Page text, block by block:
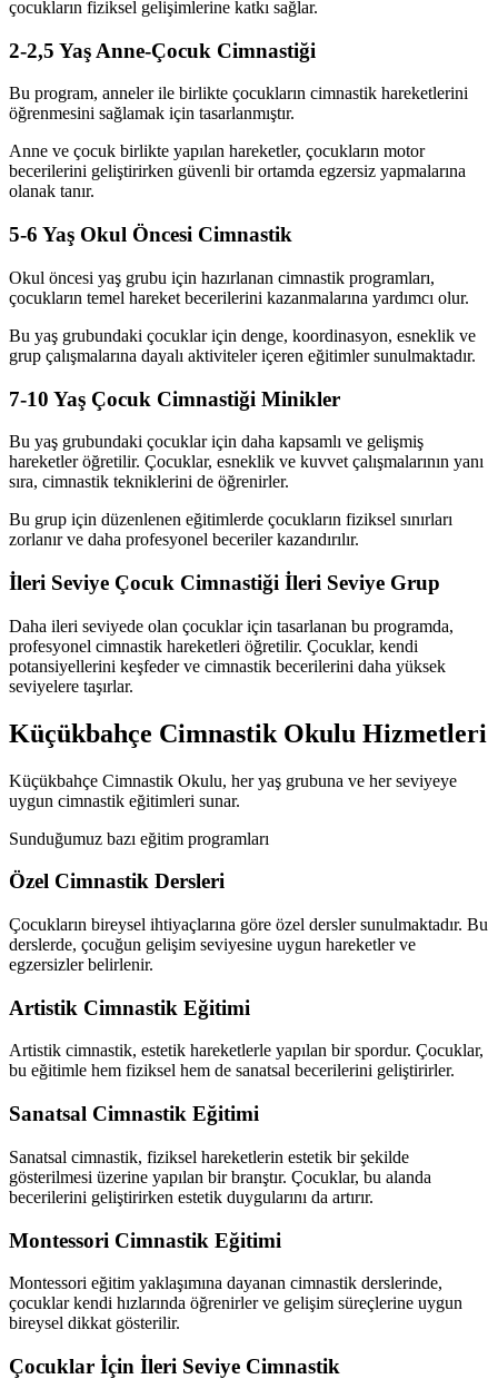
çocukların fiziksel gelişimlerine katkı sağlar.
2-2,5 Yaş Anne-Çocuk Cimnastiği
Bu program, anneler ile birlikte çocukların cimnastik hareketlerini
öğrenmesini sağlamak için tasarlanmıştır.
Anne ve çocuk birlikte yapılan hareketler, çocukların motor
becerilerini geliştirirken güvenli bir ortamda egzersiz yapmalarına
olanak tanır.
5-6 Yaş Okul Öncesi Cimnastik
Okul öncesi yaş grubu için hazırlanan cimnastik programları,
çocukların temel hareket becerilerini kazanmalarına yardımcı olur.
Bu yaş grubundaki çocuklar için denge, koordinasyon, esneklik ve
grup çalışmalarına dayalı aktiviteler içeren eğitimler sunulmaktadır.
7-10 Yaş Çocuk Cimnastiği Minikler
Bu yaş grubundaki çocuklar için daha kapsamlı ve gelişmiş
hareketler öğretilir. Çocuklar, esneklik ve kuvvet çalışmalarının yanı
sıra, cimnastik tekniklerini de öğrenirler.
Bu grup için düzenlenen eğitimlerde çocukların fiziksel sınırları
zorlanır ve daha profesyonel beceriler kazandırılır.
İleri Seviye Çocuk Cimnastiği İleri Seviye Grup
Daha ileri seviyede olan çocuklar için tasarlanan bu programda,
profesyonel cimnastik hareketleri öğretilir. Çocuklar, kendi
potansiyellerini keşfeder ve cimnastik becerilerini daha yüksek
seviyelere taşırlar.
Küçükbahçe Cimnastik Okulu Hizmetleri
Küçükbahçe Cimnastik Okulu, her yaş grubuna ve her seviyeye
uygun cimnastik eğitimleri sunar.
Sunduğumuz bazı eğitim programları
Özel Cimnastik Dersleri
Çocukların bireysel ihtiyaçlarına göre özel dersler sunulmaktadır. Bu
derslerde, çocuğun gelişim seviyesine uygun hareketler ve
egzersizler belirlenir.
Artistik Cimnastik Eğitimi
Artistik cimnastik, estetik hareketlerle yapılan bir spordur. Çocuklar,
bu eğitimle hem fiziksel hem de sanatsal becerilerini geliştirirler.
Sanatsal Cimnastik Eğitimi
Sanatsal cimnastik, fiziksel hareketlerin estetik bir şekilde
gösterilmesi üzerine yapılan bir branştır. Çocuklar, bu alanda
becerilerini geliştirirken estetik duygularını da artırır.
Montessori Cimnastik Eğitimi
Montessori eğitim yaklaşımına dayanan cimnastik derslerinde,
çocuklar kendi hızlarında öğrenirler ve gelişim süreçlerine uygun
bireysel dikkat gösterilir.
Çocuklar İçin İleri Seviye Cimnastik